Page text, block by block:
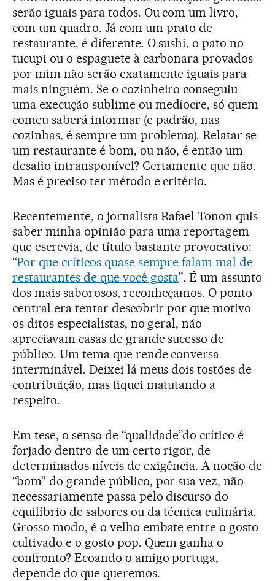
serão iguais para todos. Ou com um livro,
com um quadro. Já com um prato de
restaurante, é diferente. O sushi, o pato no
tucupi ou o espaguete à carbonara provados
por mim não serão exatamente iguais para
mais ninguém. Se o cozinheiro conseguiu
uma execução sublime ou medíocre, só quem
comeu saberá informar (e padrão, nas
cozinhas, é sempre um problema). Relatar se
um restaurante é bom, ou não, é então um
desafio intransponível? Certamente que não.
Mas é preciso ter método e critério.
Recentemente, o jornalista Rafael Tonon quis
saber minha opinião para uma reportagem
que escrevia, de título bastante provocativo:
“Por que críticos quase sempre falam mal de
restaurantes de que você gosta”. É um assunto
dos mais saborosos, reconheçamos. O ponto
central era tentar descobrir por que motivo
os ditos especialistas, no geral, não
apreciavam casas de grande sucesso de
público. Um tema que rende conversa
interminável. Deixei lá meus dois tostões de
contribuição, mas fiquei matutando a
respeito.
Em tese, o senso de “qualidade”do crítico é
forjado dentro de um certo rigor, de
determinados níveis de exigência. A noção de
“bom” do grande público, por sua vez, não
necessariamente passa pelo discurso do
equilíbrio de sabores ou da técnica culinária.
Grosso modo, é o velho embate entre o gosto
cultivado e o gosto pop. Quem ganha o
confronto? Ecoando o amigo portuga,
depende do que queremos.